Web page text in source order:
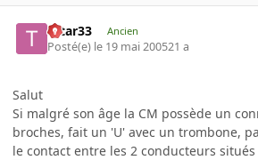
tatar33 Ancien
Posté(e) le 19 mai 200521 a
Salut
Si malgré son âge la CM possède un
broches, fait un 'U' avec un trombone,
le contact entre les 2 conducteurs situés